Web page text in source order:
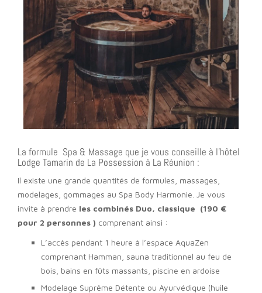
La formule Spa & Massage que je vous conseille à l’hôtel
Lodge Tamarin de La Possession à La Réunion :
Il existe une grande quantités de formules, massages,
modelages, gommages au Spa Body Harmonie. Je vous
invite à prendre les combinés Duo, classique (190 €
pour 2 personnes ) comprenant ainsi :
L’accès pendant 1 heure à l’espace AquaZen
comprenant Hamman, sauna traditionnel au feu de
bois, bains en fûts massants, piscine en ardoise
Modelage Suprême Détente ou Ayurvédique (huile